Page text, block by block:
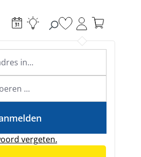
& webinars
Je hebt 0 items op
vergeten.
voor zakelijke klanten na